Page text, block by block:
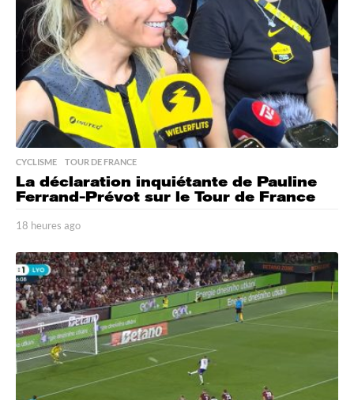
g
o
CYCLISME ,TOUR DE FRANCE
La déclaration inquiétante de Pauline
Ferrand-Prévot sur le Tour de France
18 heures ago
h
e
u
r
e
s
a
g